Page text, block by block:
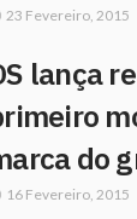
23 Fevereiro, 2015
lança
do
16 Fevereiro, 2015